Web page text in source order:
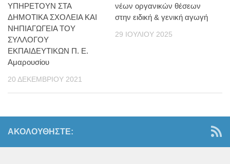
ΥΠΗΡΕΤΟΥΝ ΣΤΑ
ΔΗΜΟΤΙΚΑ ΣΧΟΛΕΙΑ ΚΑΙ
ΝΗΠΙΑΓΩΓΕΙΑ ΤΟΥ
ΣΥΛΛΟΓΟΥ
ΕΚΠΑΙΔΕΥΤΙΚΩΝ Π. Ε.
Αμαρουσίου
20 ΔΕΚΕΜΒΡΊΟΥ 2021
νέων οργανικών θέσεων
στην ειδική & γενική αγωγή
29 ΙΟΥΛΊΟΥ 2025
ΑΚΟΛΟΥΘΉΣΤΕ: